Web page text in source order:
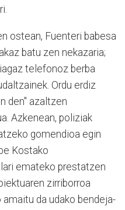
ostean, Fuenteri babesa
batu zen nekazaria;
telefonoz berba
Ordu erdiz
den" azaltzen
Azkenean, poliziak
gomendioa egin
Kostako
emateko prestatzen
zirriborroa
amaitu da udako bendeja-